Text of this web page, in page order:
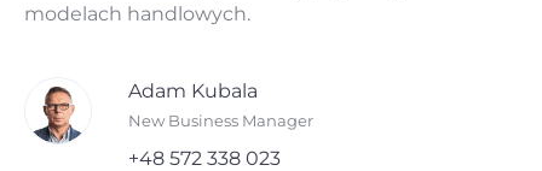
modelach handlowych.
Adam Kubala
New Business Manager
+48 572 338 023